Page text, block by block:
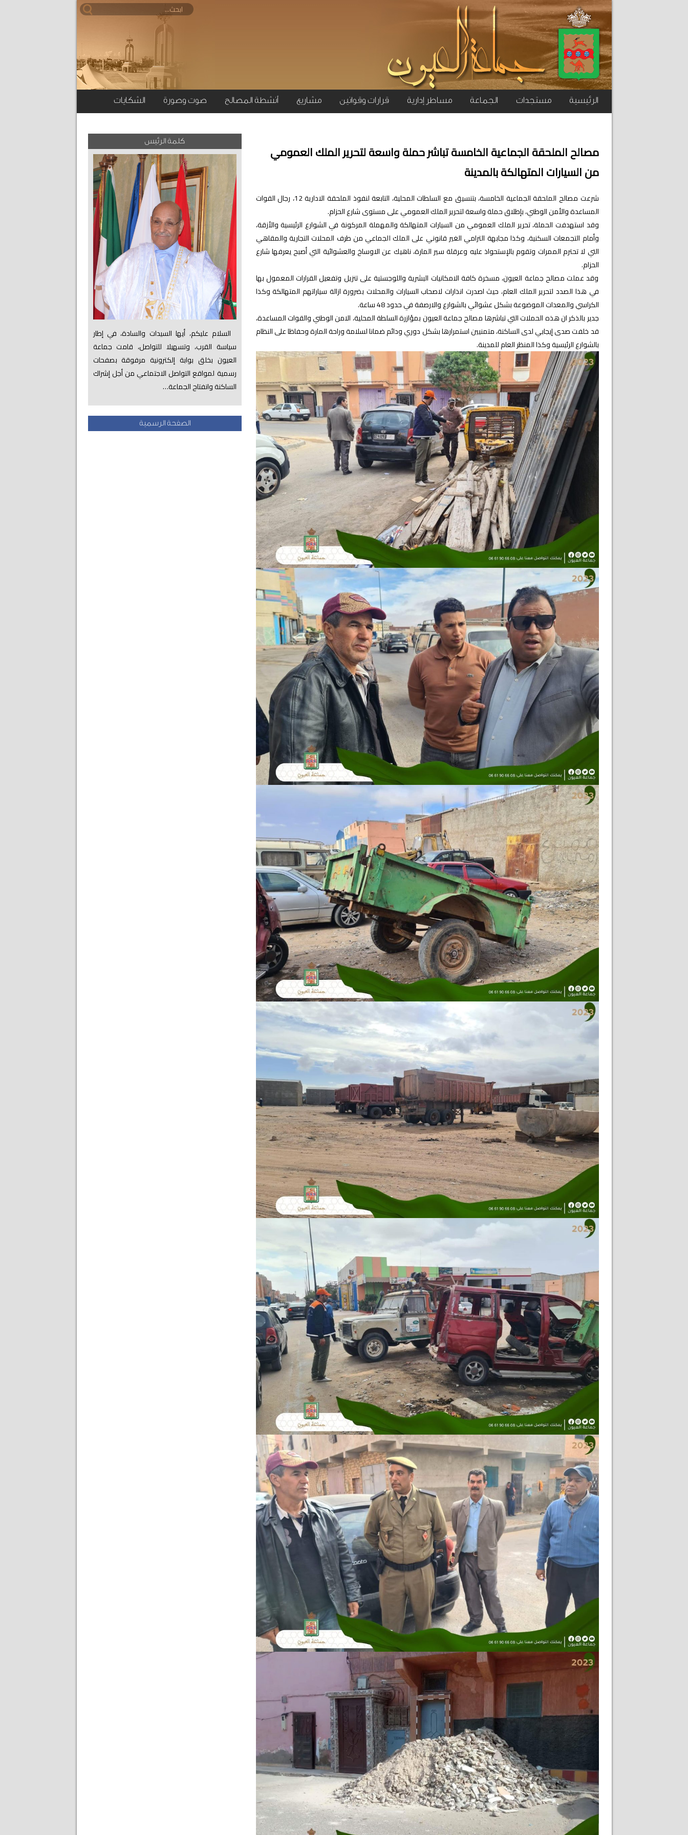
الرئيسية مستجدات الجماعة مساطر إدارية قرارات وقوانين مشاريع أنشطة المصالح صوت وصورة الشكايات
مصالح الملحقة الجماعية الخامسة تباشر حملة واسعة لتحرير الملك العمومي
من السيارات المتهالكة بالمدينة
شرعت مصالح الملحقة الجماعية الخامسة، بتنسيق مع السلطات المحلية، التابعة لنفوذ الملحقة الادارية 12، رجال القوات
المساعدة والأمن الوطني، بإطلاق حملة واسعة لتحرير الملك العمومي على مستوى شارع الحزام.
وقد استهدفت الحملة، تحرير الملك العمومي من السيارات المتهالكة والمهملة المركونة في الشوارع الرئيسية والأزقة،
وأمام التجمعات السكنية، وكذا مجابهة الترامي الغير قانوني على الملك الجماعي من طرف المحلات التجارية والمقاهي
التي لا تحترم الممرات وتقوم بالإستحواذ عليه وعرقلة سير المارة، ناهيك عن الاوساخ والعشوائية التي أصبح يعرفها شارع
الحزام.
وقد عملت مصالح جماعة العيون، مسخرة كافة الامكانيات البشرية واللوجستية على تنزيل وتفعيل القرارات المعمول بها
في هذا الصدد لتحرير الملك العام، حيث اصدرت انذارات لاصحاب السيارات والمحلات بضرورة ازالة سياراتهم المتهالكة وكذا
الكراسي والمعدات الموضوعة بشكل عشوائي بالشوارع والارصفة في حدود 48 ساعة.
جدير بالذكر ان هذه الحملات التي تباشرها مصالح جماعة العيون بمؤازرة السلطة المحلية، الامن الوطني والقوات المساعدة،
قد خلفت صدى إيجابي لدى الساكنة، متمنيين استمرارها بشكل دوري ودائم ضمانا لسلامة وراحة المارة وحفاظا على النظام
بالشوارع الرئيسية وكذا المنظر العام للمدينة.
كلمة الرئيس
السلام عليكم، أيها السيدات والسادة، في إطار
سياسة القرب، وتسهيلا للتواصل، قامت جماعة
العيون بخلق بوابة إلكترونية مرفوقة بصفحات
رسمية لمواقع التواصل الاجتماعي من أجل إشراك
الساكنة وانفتاح الجماعة…
الصفحة الرسمية